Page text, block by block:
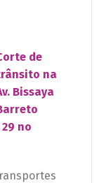
de
na
Bissaya
no